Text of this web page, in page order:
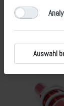
Auswahl